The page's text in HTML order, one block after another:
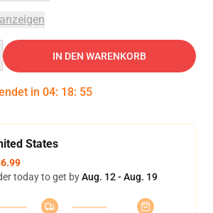
IN DEN WARENKORB
in 04: 18: 54
States
today to get byAug. 12 - Aug. 19